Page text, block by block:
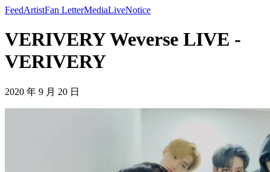
FeedArtistFan LetterMediaLiveNotice
VERIVERY Weverse LIVE -
VERIVERY
2020 年 9 月 20 日